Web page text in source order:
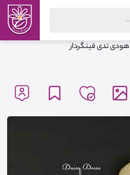
هودی تدی فینگردار